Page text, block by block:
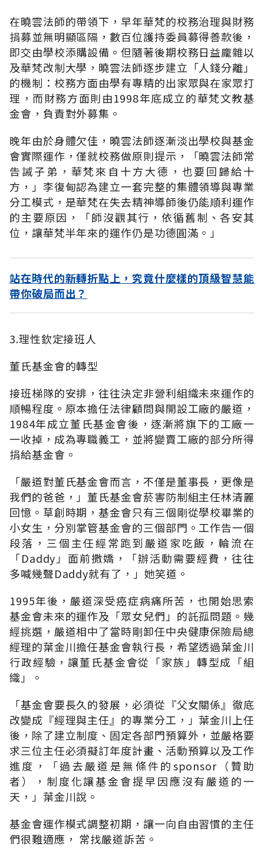
在曉雲法師的帶領下，早年華梵的校務治理與財務
捐募並無明顯區隔，數百位護持委員募得善款後，
即交由學校添購設備。但隨著後期校務日益龐雜以
及華梵改制大學，曉雲法師逐步建立「人錢分離」
的機制：校務方面由學有專精的出家眾與在家眾打
理，而財務方面則由1998年底成立的華梵文教基
金會，負責對外募集。
晚年由於身體欠佳，曉雲法師逐漸淡出學校與基金
會實際運作，僅就校務做原則提示，「曉雲法師常
告誡子弟，華梵來自十方大德，也要回歸給十
方，」李復甸認為建立一套完整的集體領導與專業
分工模式，是華梵在失去精神導師後仍能順利運作
的主要原因，「師沒觀其行，依循舊制、各安其
位，讓華梵半年來的運作仍是功德圓滿。」
站在時代的新轉折點上，究竟什麼樣的頂級智慧能
帶你破局而出？
3.理性欽定接班人
董氏基金會的轉型
接班梯隊的安排，往往決定非營利組織未來運作的
順暢程度。原本擔任法律顧問與開設工廠的嚴道，
1984年成立董氏基金會後，逐漸將旗下的工廠一
一收掉，成為專職義工，並將變賣工廠的部分所得
捐給基金會。
「嚴道對董氏基金會而言，不僅是董事長，更像是
我們的爸爸，」董氏基金會菸害防制組主任林清麗
回憶。草創時期，基金會只有三個剛從學校畢業的
小女生，分別掌管基金會的三個部門。工作告一個
段落，三個主任經常跑到嚴道家吃飯，輪流在
「Daddy」面前撒嬌，「辦活動需要經費，往往
多喊幾聲Daddy就有了，」她笑道。
1995年後，嚴道深受癌症病痛所苦，也開始思索
基金會未來的運作及「眾女兒們」的託孤問題。幾
經挑選，嚴道相中了當時剛卸任中央健康保險局總
經理的葉金川擔任基金會執行長，希望透過葉金川
行政經驗，讓董氏基金會從「家族」轉型成「組
織」。
「基金會要長久的發展，必須從『父女關係』徹底
改變成『經理與主任』的專業分工，」葉金川上任
後，除了建立制度、固定各部門預算外，並嚴格要
求三位主任必須擬訂年度計畫、活動預算以及工作
進度，「過去嚴道是無條件的sponsor（贊助
者），制度化讓基金會提早因應沒有嚴道的一
天，」葉金川說。
基金會運作模式調整初期，讓一向自由習慣的主任
們很難適應， 常找嚴道訴苦。